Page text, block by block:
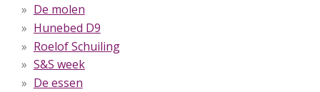
De molen
Hunebed D9
Roelof Schuiling
S&S week
De essen